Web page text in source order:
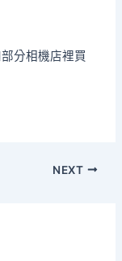
分相機店裡買
NEXT